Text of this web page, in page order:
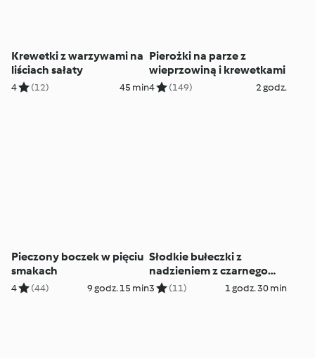
Krewetki z warzywami na
liściach sałaty
4 (12) 45 min
Pierożki na parze z
wieprzowiną i krewetkami
4 (149) 2 godz.
Pieczony boczek w pięciu
smakach
4 (44) 9 godz. 15 min
Słodkie bułeczki z
nadzieniem z czarnego
sezamu
3 (11) 1 godz. 30 min